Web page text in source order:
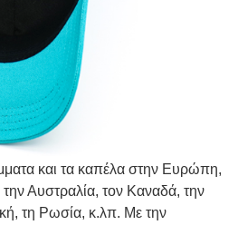
και τα καπέλα στην Ευρώπη,
την Αυστραλία, τον Καναδά, την
τη Ρωσία, κ.λπ. Με την